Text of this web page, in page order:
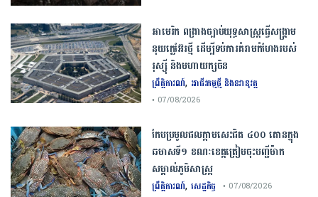
​អាមេរិក​ ពង្រាងច្បាប់​យុទ្ធសាស្ត្រ​ធ្វើ​សង្គ្រាម​
នុយក្លេអ៊ែរ​ថ្មី ដើម្បីទប់ការគំរាមកំហែងរបស់​
រុស្ស៊ី និងមហាយក្សចិន
ព្រឹត្តិការណ៍, អាជីវកម្មថ្មី និងនវានុវត្ត
• 07/08/2026
កែប​ប្រមូល​ផល​ក្តាម​សេះ​ជិត​ ​៤០០ ​តោន​ក្នុង​
ឆមាស​ទី​១​ ​ខណៈ​ខេត្ត​ត្រៀម​ចុះបញ្ជី​ម៉ាក​
សម្គាល់​ភូមិសាស្ត្រ​
ព្រឹត្តិការណ៍, សេដ្ឋកិច្ច • 07/08/2026